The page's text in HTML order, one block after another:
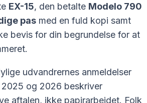
EX-15, den betalte Modelo 790
pas med en fuld kopi samt
bevis for din begrundelse for at
udvandrernes anmeldelser
og 2026 beskriver
aftalen, ikke papirarbejdet. Folk